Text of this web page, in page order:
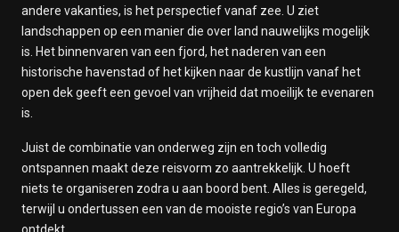
andere vakanties, is het perspectief vanaf zee. U ziet
landschappen op een manier die over land nauwelijks mogelijk
is. Het binnenvaren van een fjord, het naderen van een
historische havenstad of het kijken naar de kustlijn vanaf het
open dek geeft een gevoel van vrijheid dat moeilijk te evenaren
is.
Juist de combinatie van onderweg zijn en toch volledig
ontspannen maakt deze reisvorm zo aantrekkelijk. U hoeft
niets te organiseren zodra u aan boord bent. Alles is geregeld,
terwijl u ondertussen een van de mooiste regio’s van Europa